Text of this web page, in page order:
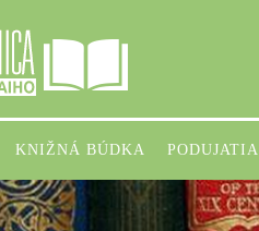
KNIŽNÁ BÚDKA PODUJATIA